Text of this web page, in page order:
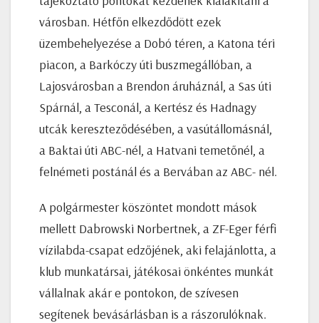
városban. Hétfőn elkezdődött ezek
üzembehelyezése a Dobó téren, a Katona téri
piacon, a Barkóczy úti buszmegállóban, a
Lajosvárosban a Brendon áruháznál, a Sas úti
Spárnál, a Tesconál, a Kertész és Hadnagy
utcák kereszteződésében, a vasútállomásnál,
a Baktai úti ABC-nél, a Hatvani temetőnél, a
felnémeti postánál és a Bervában az ABC- nél.
A polgármester köszöntet mondott mások
mellett Dabrowski Norbertnek, a ZF-Eger férfi
vízilabda-csapat edzőjének, aki felajánlotta, a
klub munkatársai, játékosai önkéntes munkát
vállalnak akár e pontokon, de szívesen
segítenek bevásárlásban is a rászorulóknak.